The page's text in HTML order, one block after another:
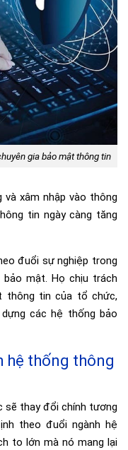
gia bảo mật thông tin
xâm nhập vào thông
tin ngày càng tăng
đuổi sự nghiệp trong
mật. Họ chịu trách
thông tin của tổ chức,
các hệ thống bảo
hệ thống thông
sẽ thay đổi chính tương
theo đuổi ngành hệ
to lớn mà nó mang lại